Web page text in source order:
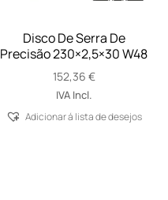
Disco De Serra De
Precisão 230×2,5×30 W48
152,36 €
IVA Incl.
Adicionar á lista de desejos